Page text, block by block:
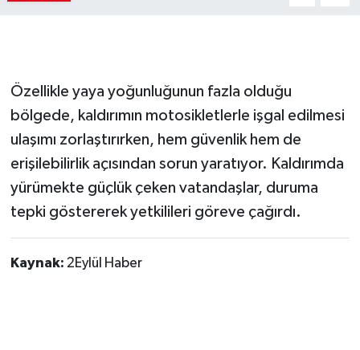
Özellikle yaya yoğunluğunun fazla olduğu
bölgede, kaldırımın motosikletlerle işgal edilmesi
ulaşımı zorlaştırırken, hem güvenlik hem de
erişilebilirlik açısından sorun yaratıyor. Kaldırımda
yürümekte güçlük çeken vatandaşlar, duruma
tepki göstererek yetkilileri göreve çağırdı.
Kaynak: 2Eylül Haber